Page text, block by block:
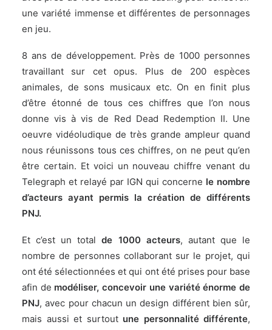
une variété immense et différentes de personnages
en jeu.
8 ans de développement. Près de 1000 personnes
travaillant sur cet opus. Plus de 200 espèces
animales, de sons musicaux etc. On en finit plus
d’être étonné de tous ces chiffres que l’on nous
donne vis à vis de Red Dead Redemption II. Une
oeuvre vidéoludique de très grande ampleur quand
nous réunissons tous ces chiffres, on ne peut qu’en
être certain. Et voici un nouveau chiffre venant du
Telegraph et relayé par IGN qui concerne le nombre
d’acteurs ayant permis la création de différents
PNJ.
Et c’est un totalde 1000 acteurs, autant que le
nombre de personnes collaborant sur le projet, qui
ont été sélectionnées et qui ont été prises pour base
afin de modéliser, concevoir une variété énorme de
PNJ, avec pour chacun un design différent bien sûr,
mais aussi et surtout une personnalité différente,